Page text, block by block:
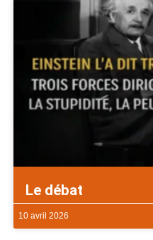
Le débat
10 avril 2026